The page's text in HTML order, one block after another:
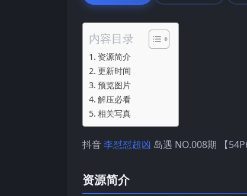
内容目录
资源简介
更新时间
预览图片
解压必看
相关写真
抖音李怼怼超凶 岛遇 NO.008期 【
资源简介